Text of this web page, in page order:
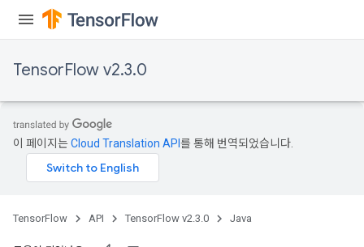
TensorFlow v2.3.0
이 페이지는Cloud Translation API 를 통해 번역되었습니다.
TensorFlow API TensorFlow v2.3.0 Java